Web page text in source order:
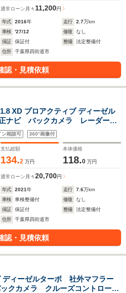
通常ローン 月々 11,200円
年式 2016年 走行 2.7万km
車検
'27/12 修復
なし
保証
保証付 整備
法定整備付
住所
千葉県四街道市
認・見積依頼
XD プロアクティブ ディーゼル
ナビ バックカメラ レーダーク
シフト ヘッドアップディスプレ
リアランスソナー ETC LED
ン相談可 360°画像付
支払総額
134.2 万円
本体価格
118.0 万円
通常ローン 月々20,700円
年式 2021年 走行 7.6万km
車検
車検整備付 修復
なし
保証
保証付 整備
法定整備付
住所
千葉県四街道市
認・見積依頼
ディーゼルターボ 社外マフラー
クカメラ クルーズコントロー